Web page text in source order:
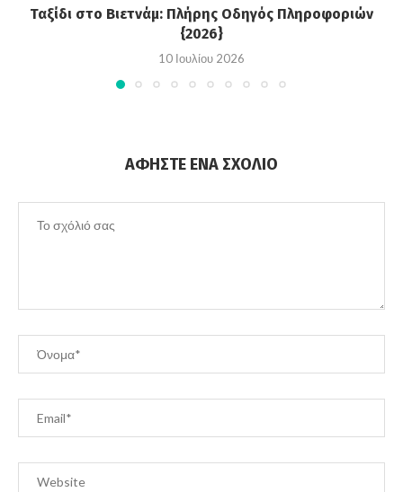
Ταξίδι στο Βιετνάμ: Πλήρης Οδηγός Πληροφοριών
{2026}
10 Ιουλίου 2026
ΑΦΉΣΤΕ ΈΝΑ ΣΧΌΛΙΟ